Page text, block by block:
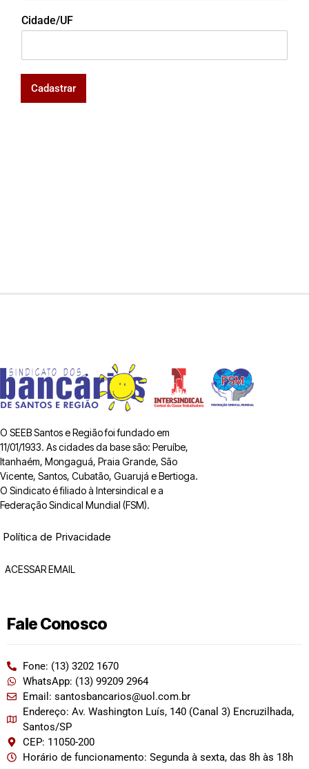
Cidade/UF
Cadastrar
O SEEB Santos e Região foi fundado em
11/01/1933. As cidades da base são: Peruíbe,
Itanhaém, Mongaguá, Praia Grande, São
Vicente, Santos, Cubatão, Guarujá e Bertioga.
O Sindicato é filiado à Intersindical e a
Federação Sindical Mundial (FSM).
Política de Privacidade
ACESSAR EMAIL
Fale Conosco
Fone: (13) 3202 1670
WhatsApp: (13) 99209 2964
Email: santosbancarios@uol.com.br
Endereço: Av. Washington Luís, 140 (Canal 3) Encruzilhada,
Santos/SP
CEP: 11050-200
Horário de funcionamento: Segunda à sexta, das 8h às 18h